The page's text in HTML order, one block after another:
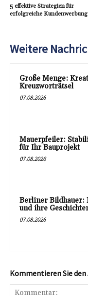
5 effektive Strategien für
erfolgreiche Kundenwerbung
Weitere
Große Menge:
Kreuzworträtsel
07.08.2026
Mauerpfeiler:
für Ihr Bauprojekt
07.08.2026
Berliner Bildhauer:
und ihre
07.08.2026
Kommentieren Sie